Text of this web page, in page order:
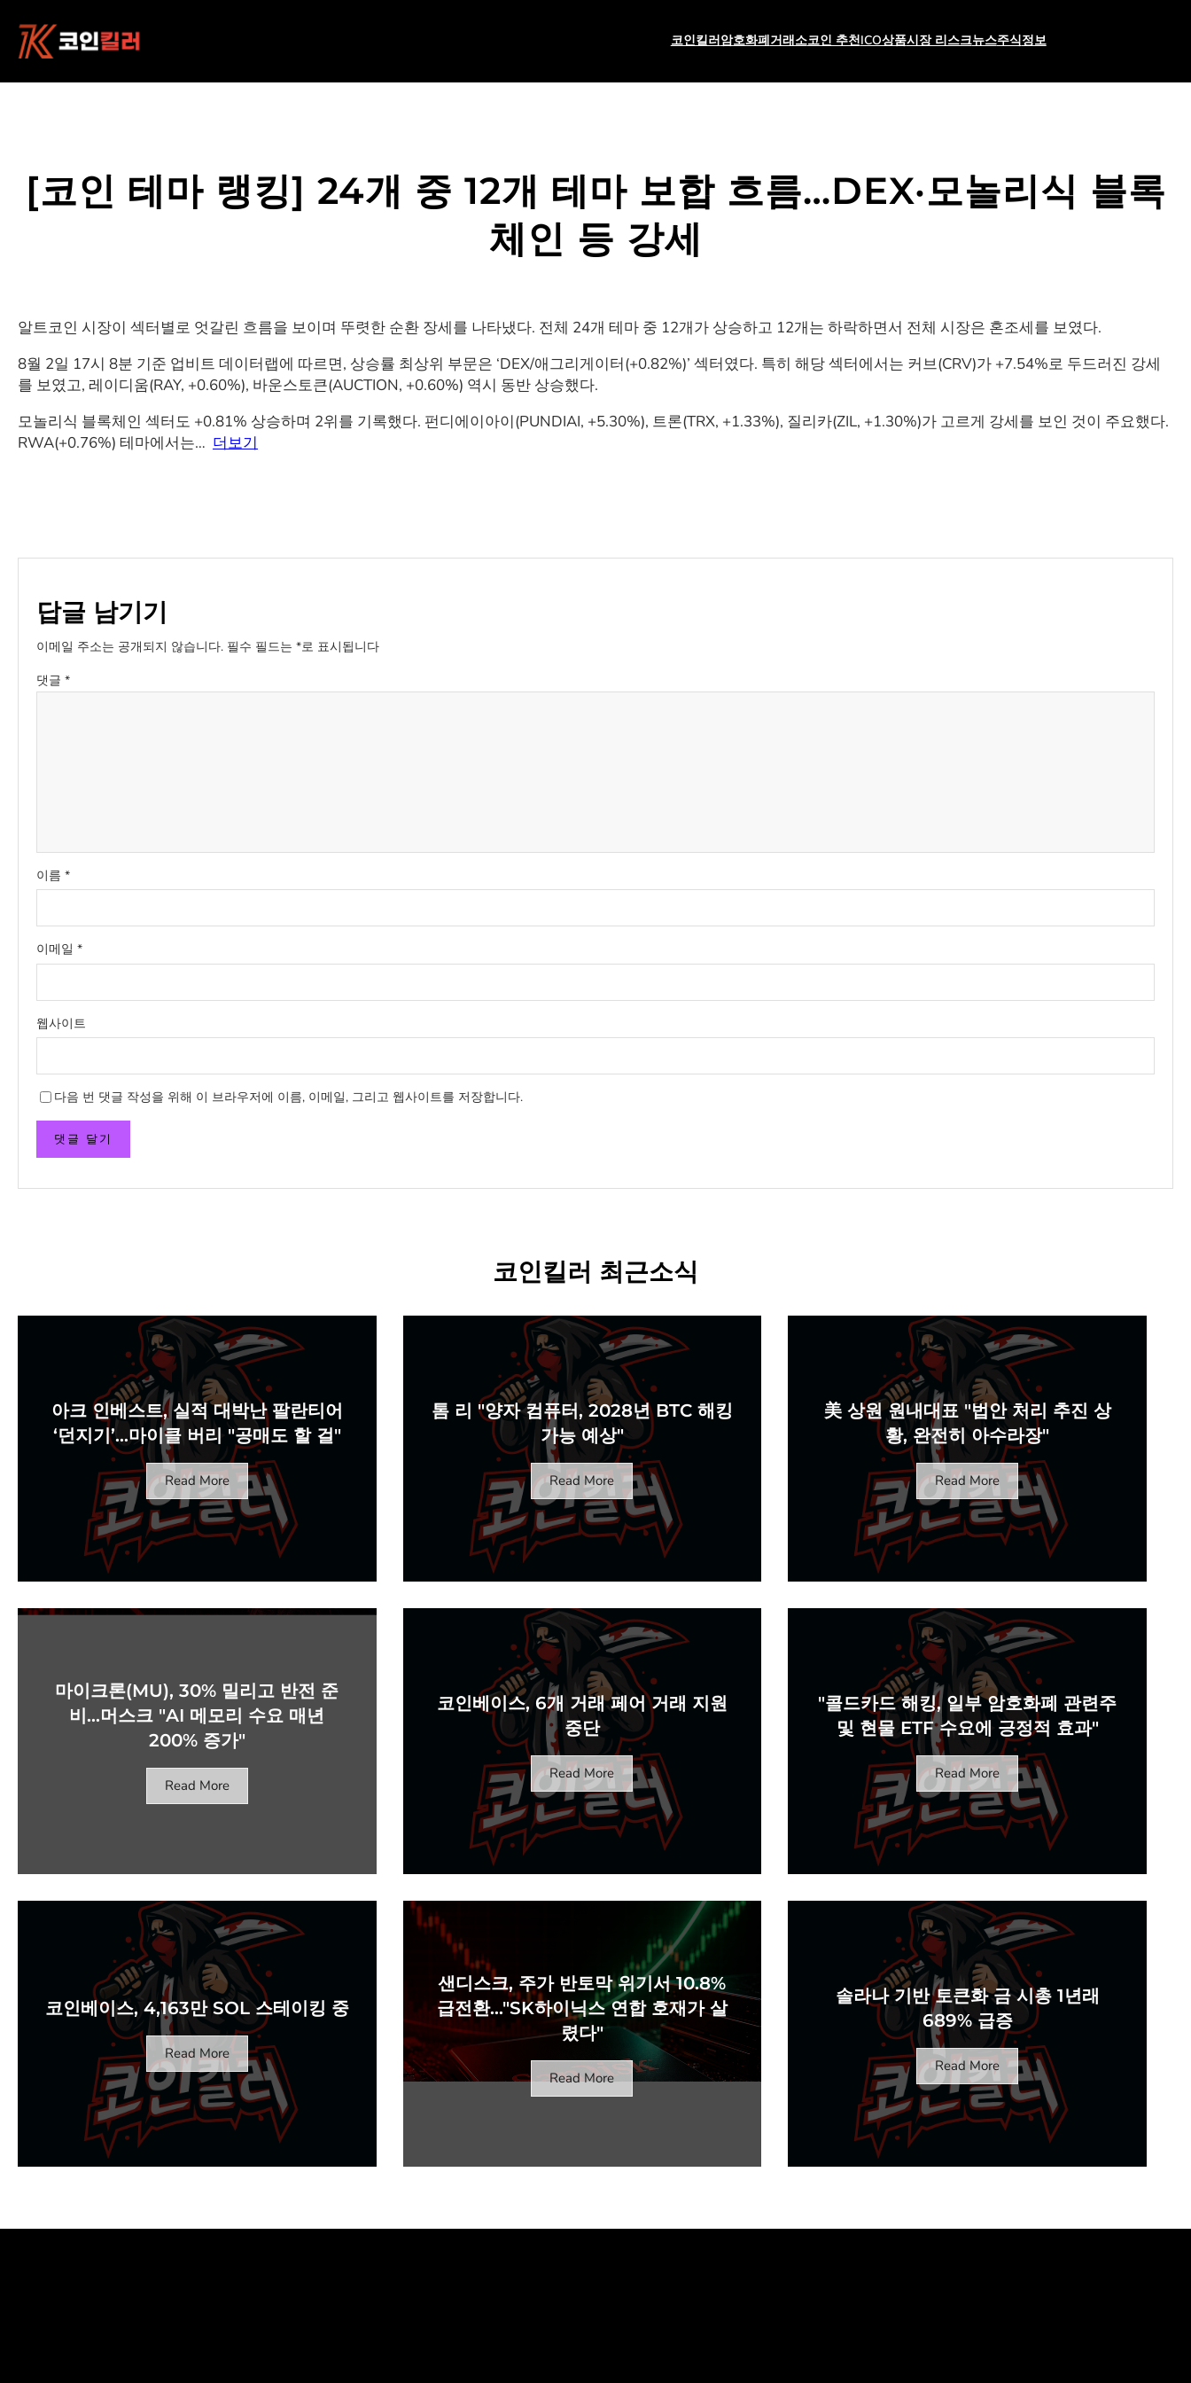
코인킬러 암호화폐 거래소코인 추천ICO상품시장 리스크뉴스주식정보
[코인 테마 랭킹] 24개 중 12개 테마 보합 흐름…DEX·모놀리식 블록
체인 등 강세
알트코인 시장이 섹터별로 엇갈린 흐름을 보이며 뚜렷한 순환 장세를 나타냈다. 전체 24개 테마 중 12개가 상승하고 12개는 하락하면서 전체 시장은 혼조세를 보였다.
8월 2일 17시 8분 기준 업비트 데이터랩에 따르면, 상승률 최상위 부문은 ‘DEX/애그리게이터(+0.82%)’ 섹터였다. 특히 해당 섹터에서는 커브(CRV)가 +7.54%로 두드러진 강세
를 보였고, 레이디움(RAY, +0.60%), 바운스토큰(AUCTION, +0.60%) 역시 동반 상승했다.
모놀리식 블록체인 섹터도 +0.81% 상승하며 2위를 기록했다. 펀디에이아이(PUNDIAI, +5.30%), 트론(TRX, +1.33%), 질리카(ZIL, +1.30%)가 고르게 강세를 보인 것이 주요했다.
RWA(+0.76%) 테마에서는… 더보기
답글 남기기
이메일 주소는 공개되지 않습니다. 필수 필드는 *로 표시됩니다
댓글 *
이름 *
이메일 *
웹사이트
다음 번 댓글 작성을 위해 이 브라우저에 이름, 이메일, 그리고 웹사이트를 저장합니다.
코인킬러 최근소식
아크 인베스트, 실적 대박난 팔란티어
‘던지기’…마이클 버리 "공매도 할 걸"
Read More
톰 리 "양자 컴퓨터, 2028년 BTC 해킹
가능 예상"
Read More
美 상원 원내대표 "법안 처리 추진 상
황, 완전히 아수라장"
Read More
마이크론(MU), 30% 밀리고 반전 준
비…머스크 "AI 메모리 수요 매년
200% 증가"
Read More
코인베이스, 6개 거래 페어 거래 지원
중단
Read More
"콜드카드 해킹, 일부 암호화폐 관련주
및 현물 ETF 수요에 긍정적 효과"
Read More
코인베이스, 4,163만 SOL 스테이킹 중
Read More
샌디스크, 주가 반토막 위기서 10.8%
급전환…"SK하이닉스 연합 호재가 살
렸다"
Read More
솔라나 기반 토큰화 금 시총 1년래
689% 급증
Read More